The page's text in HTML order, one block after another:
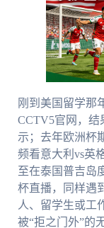
刚到美国留学那
CCTV5官网，结
示；去年欧洲杯
频看意大利vs英
至在泰国普吉岛
杯直播，同样遇
人、留学生或工
被“拒之门外”的